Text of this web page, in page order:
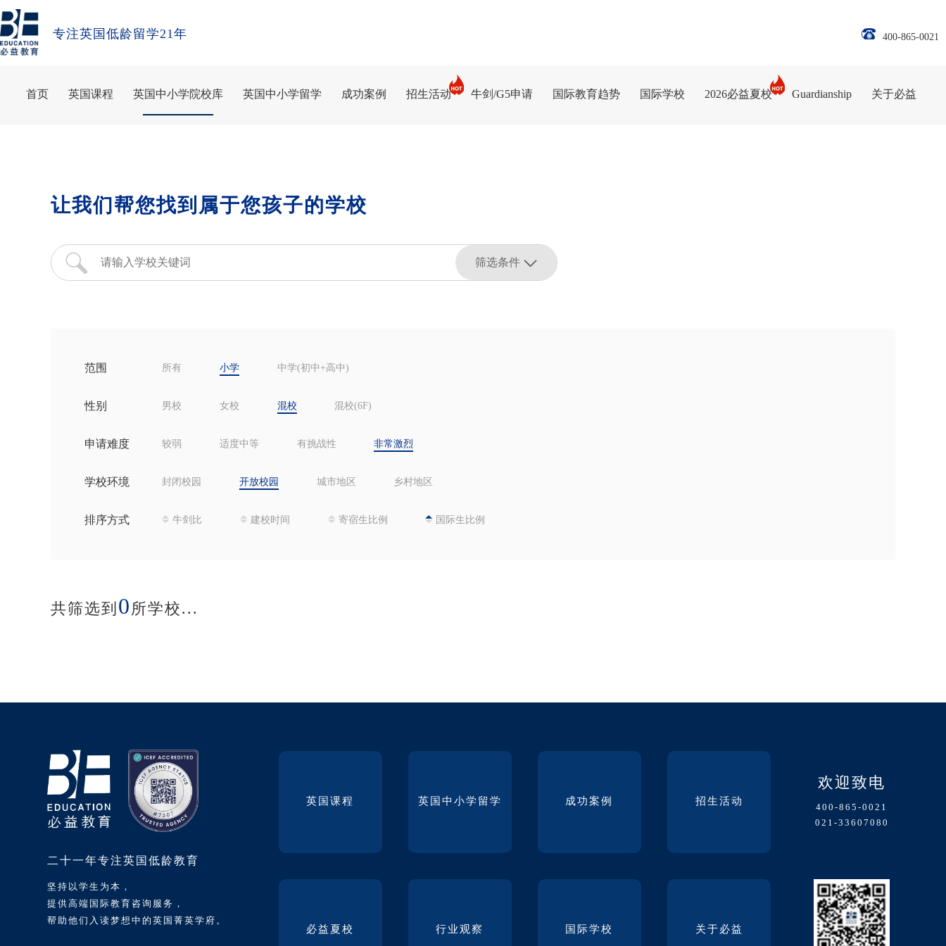
专注英国低龄留学21年 400-865-0021
首页 英国课程 英国中小学院校库 英国中小学留学 成功案例 招生活动 牛剑/G5申请 国际教育趋势 国际学校 2026必益夏校 Guardianship 关于必益
让我们帮您找到属于您孩子的学校
筛选条件
范围 所有 小学 中学(初中+高中)
性别 男校 女校 混校 混校(6F)
申请难度 较弱 适度中等 有挑战性 非常激烈
学校环境 封闭校园 开放校园 城市地区 乡村地区
排序方式 牛剑比 建校时间 寄宿生比例 国际生比例
共筛选到 0所学校...
二十一年专注英国低龄教育
坚持以学生为本，
提供高端国际教育咨询服务，
帮助他们入读梦想中的英国菁英学府。
英国课程 英国中小学留学 成功案例 招生活动
必益夏校 行业观察 国际学校 关于必益
欢迎致电
400-865-0021
021-33607080